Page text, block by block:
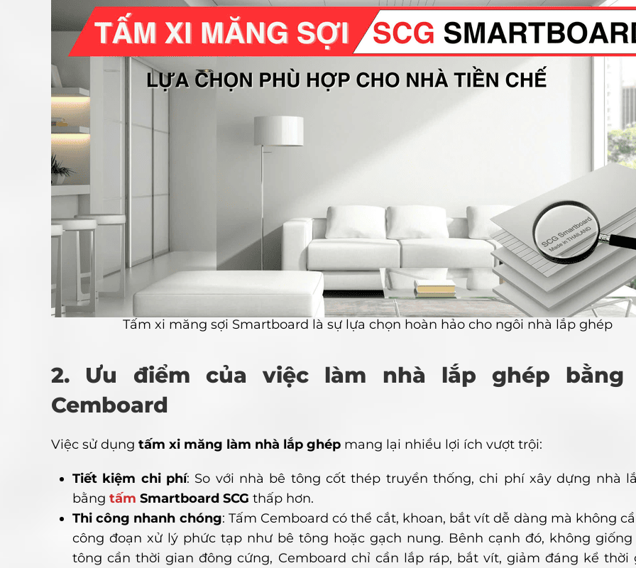
Tấm xi măng sợi Smartboard là sự lựa chọn hoàn hảo cho ngôi nhà lắp ghép
2. Ưu điểm của việc làm nhà lắp ghép bằng
Cemboard
Việc sử dụng tấm xi măng làm nhà lắp ghép mang lại nhiều lợi ích vượt trội:
Tiết kiệm chi phí: So với nhà bê tông cốt thép truyền thống, chi phí xây dựng nhà
bằng tấm Smartboard SCG thấp hơn.
Thi công nhanh chóng: Tấm Cemboard có thể cắt, khoan, bắt vít dễ dàng mà không
công đoạn xử lý phức tạp như bê tông hoặc gạch nung. Bênh cạnh đó, không
tông cần thời gian đông cứng, Cemboard chỉ cần lắp ráp, bắt vít, giảm đáng kể thời